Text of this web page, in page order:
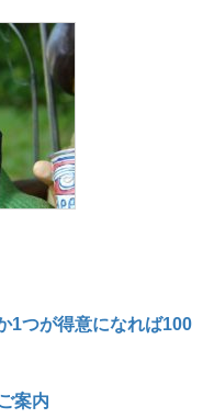
1つが得意になれば100
案内